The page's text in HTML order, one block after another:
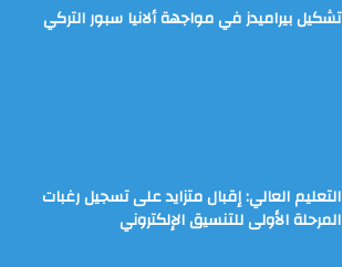
تشكيل بيراميدز في مواجهة ألانيا سبور التركي
التعليم العالي: إقبال متزايد على تسجيل رغبات
المرحلة الأولى للتنسيق الإلكتروني